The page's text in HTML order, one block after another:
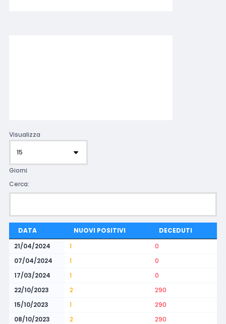
Visualizza
Giorni
Cerca:
DATA NUOVI POSITIVI
DECEDUTI
21/04/2024
1
0
07/04/2024
1
0
17/03/2024
1
0
22/10/2023
2
290
15/10/2023
1
290
08/10/2023
2
290